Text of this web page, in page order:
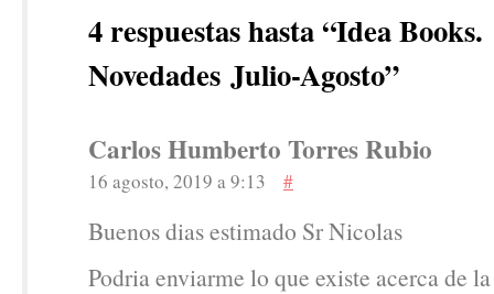
4 respuestas hasta “Idea Books.
Novedades Julio-Agosto”
Carlos Humberto Torres Rubio
16 agosto, 2019 a 9:13 #
Buenos dias estimado Sr Nicolas
Podria enviarme lo que existe acerca de